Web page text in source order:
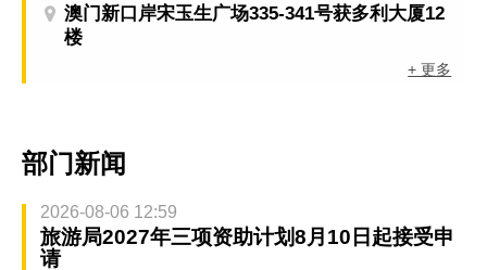
澳门新口岸宋玉生广场335-341号获多利大厦12
楼
+ 更多
部门新闻
2026-08-06 12:59
旅游局2027年三项资助计划8月10日起接受申
请